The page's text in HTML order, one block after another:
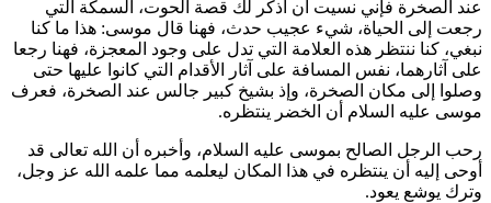
عند الصخرة فإني نسيت أن أذكر لك قصة الحوت، السمكة التي
رجعت إلى الحياة، شيء عجيب حدث، فهنا قال موسى: هذا ما كنا
نبغي، كنا ننتظر هذه العلامة التي تدل على وجود المعجزة، فهنا رجعا
على آثارهما، نفس المسافة على آثار الأقدام التي كانوا عليها حتى
وصلوا إلى مكان الصخرة، وإذ بشيخ كبير جالس عند الصخرة، فعرف
موسى عليه السلام أن الخضر ينتظره.
رحب الرجل الصالح بموسى عليه السلام، وأخبره أن الله تعالى قد
أوحى إليه أن ينتظره في هذا المكان ليعلمه مما علمه الله عز وجل،
وترك يوشع يعود.